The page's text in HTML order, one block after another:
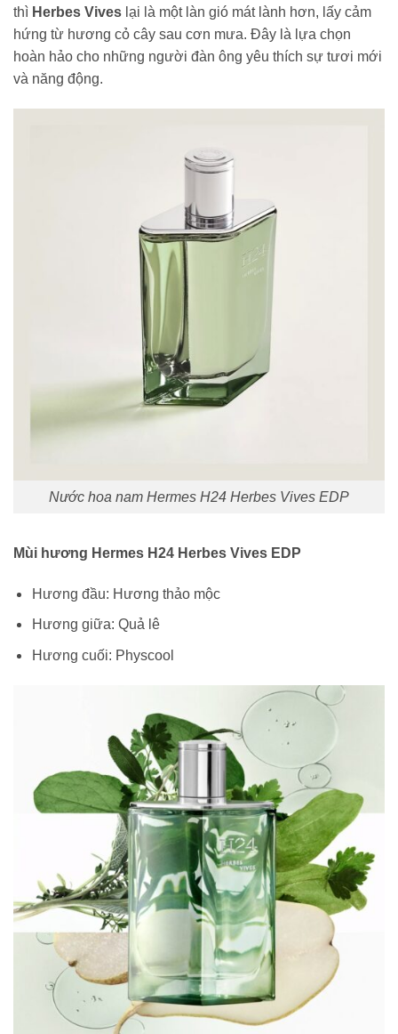
thì Herbes Vives lại là một làn gió mát lành hơn, lấy cảm
hứng từ hương cỏ cây sau cơn mưa. Đây là lựa chọn
hoàn hảo cho những người đàn ông yêu thích sự tươi mới
và năng động.
Nước hoa nam Hermes H24 Herbes Vives EDP
Mùi hương Hermes H24 Herbes Vives EDP
Hương đầu: Hương thảo mộc
Hương giữa: Quả lê
Hương cuối: Physcool